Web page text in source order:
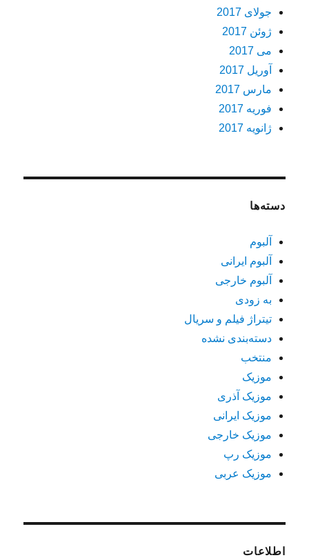
جولای 2017
ژوئن 2017
می 2017
آوریل 2017
مارس 2017
فوریه 2017
ژانویه 2017
دسته‌ها
آلبوم
آلبوم ایرانی
آلبوم خارجی
به زودی
تیتراژ فیلم و سریال
دسته‌بندی نشده
منتخب
موزیک
موزیک آذری
موزیک ایرانی
موزیک خارجی
موزیک رپ
موزیک عربی
اطلاعات